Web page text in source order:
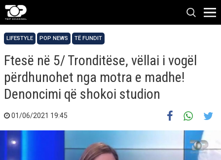
LIFESTYLE POP NEWS TË FUNDIT
Ftesë në 5/ Tronditëse, vëllai i vogël
përdhunohet nga motra e madhe!
Denoncimi që shokoi studion
01/06/2021 19:45